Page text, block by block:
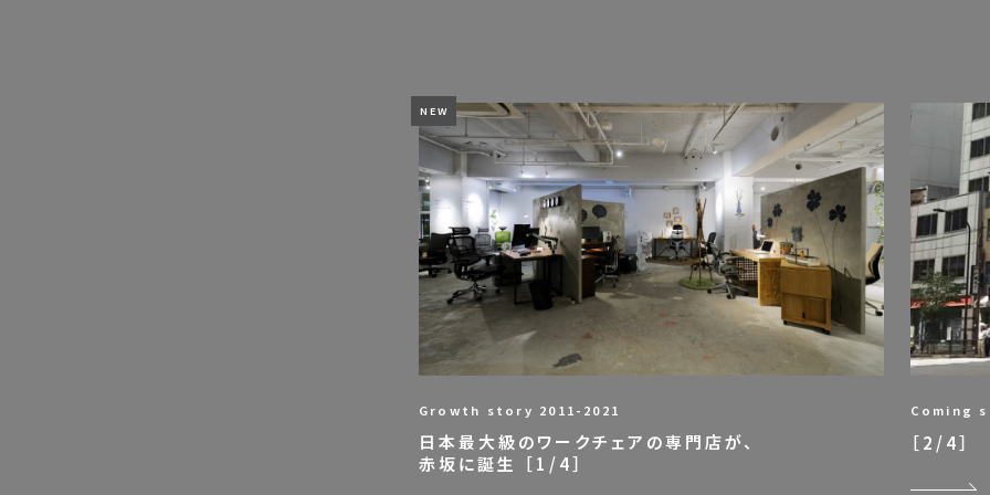
Growth story 2011-2021
日本最大級のワークチェアの専門店が、
赤坂に誕生 ［1/4］
Coming
［2/4］